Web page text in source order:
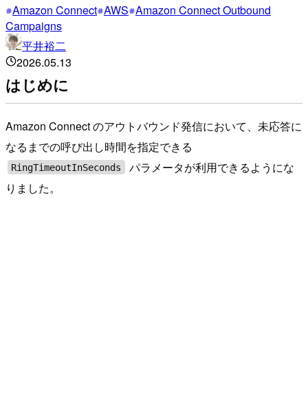
Amazon Connect AWS Amazon Connect Outbound
Campaigns
平井裕二
2026.05.13
はじめに
Amazon Connect のアウトバウンド発信において、未応答に
なるまでの呼び出し時間を指定できる
RingTimeoutInSeconds
パラメータが利用できるようにな
りました。